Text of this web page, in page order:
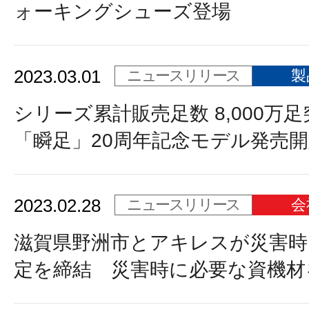
ォーキングシューズ登場
2023.03.01 ニュースリリース
シリーズ累計販売足数 8,000万足
「瞬足」20周年記念モデル発売
2023.02.28 ニュースリリース
滋賀県野洲市とアキレスが災害
定を締結 災害時に必要な資機材